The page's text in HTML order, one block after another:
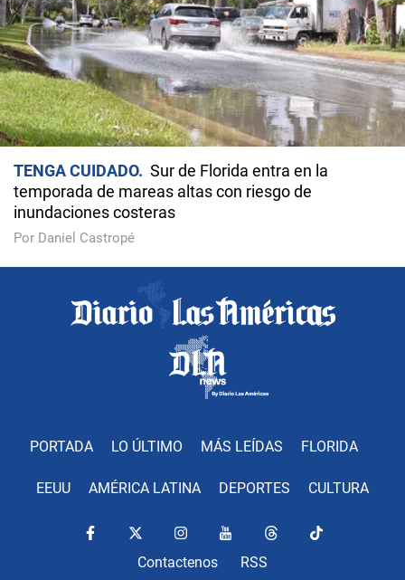
TENGA CUIDADO
Sur de Florida entra en la
temporada de mareas altas con riesgo de
inundaciones costeras
Por Daniel Castropé
PORTADA LO ÚLTIMO MÁS LEÍDAS FLORIDA
EEUU AMÉRICA LATINA DEPORTES CULTURA
Contactenos RSS